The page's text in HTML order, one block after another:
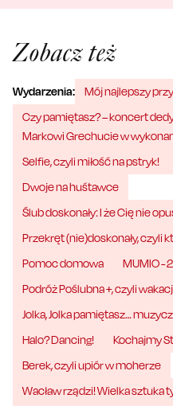
Zobacz też
Wydarzenia:
Mój najlepszy
Czy pamiętasz? – koncert
Markowi Grechucie w
Selfie, czyli miłość na pstryk!
Dwoje na huśtawce
Ślub doskonały: I że Cię nie
Przekręt (nie)doskonały, czyli
Pomoc domowa
MUMIO -
Podróż Poślubna +, czyli
Jolka, Jolka pamiętasz…
Halo? Dancing!
Kochajmy
Berek, czyli upiór w moherze
Wacław rządzi! Wielka sztuka